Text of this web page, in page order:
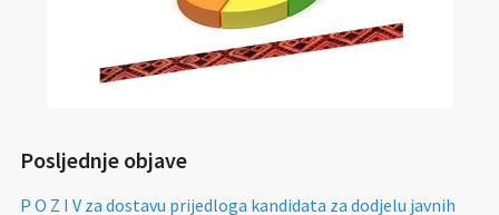
Posljednje objave
P O Z I V za dostavu prijedloga kandidata za dodjelu javnih